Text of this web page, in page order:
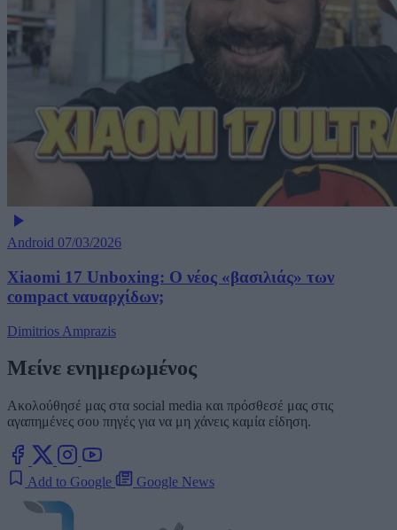
Android 07/03/2026
Xiaomi 17 Unboxing: Ο νέος «βασιλιάς» των
compact ναυαρχίδων;
Dimitrios Amprazis
Μείνε ενημερωμένος
Ακολούθησέ μας στα social media και πρόσθεσέ μας στις
αγαπημένες σου πηγές για να μη χάνεις καμία είδηση.
Add to Google Google News